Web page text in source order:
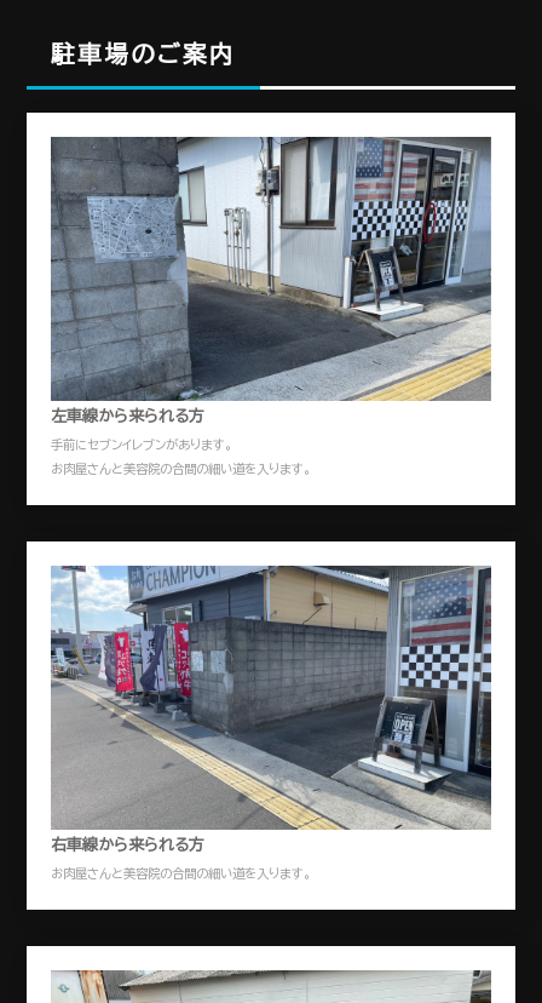
駐車場のご案内
左車線から来られる方
手前にセブンイレブンがあります。
お肉屋さんと美容院の合間の細い道を入ります。
右車線から来られる方
お肉屋さんと美容院の合間の細い道を入ります。